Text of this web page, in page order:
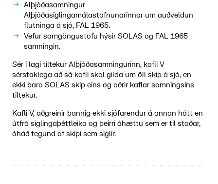
Alþjóðasamningur
Alþjóðasiglingamálastofnunarinnar um auðveldun
flutninga á sjó, FAL 1965.
Vefur samgöngustofu hýsir SOLAS og FAL 1965
samningin.
Sér í lagi tiltekur Alþjóðasamningurinn, kafli V
sérstaklega að sá kafli skal gilda um öll skip á sjó, en
ekki bara SOLAS skip eins og aðrir kaflar samningsins
tiltekur.
Kafli V, aðgreinir þannig ekki sjófarendur á annan hátt en
útfrá siglingaþéttleika og þeirri áhættu sem er til staðar,
óháð tegund af skipi sem siglir.